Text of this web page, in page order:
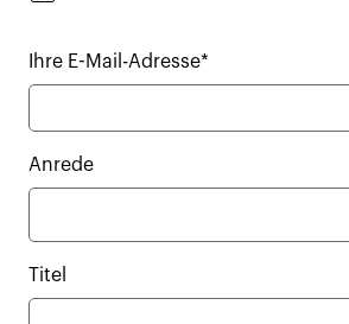
Ihre E-Mail-Adresse*
Anrede
Titel